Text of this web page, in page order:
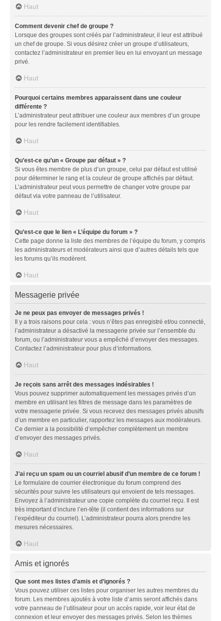
Haut
Comment devenir chef de groupe ?
Lorsque des groupes sont créés par l’administrateur, il leur est attribué
un chef de groupe. Si vous désirez créer un groupe d’utilisateurs,
contactez l’administrateur en premier lieu en lui envoyant un message
privé.
Haut
Pourquoi certains membres apparaissent dans une couleur
différente ?
L’administrateur peut attribuer une couleur aux membres d’un groupe
pour les rendre facilement identifiables.
Haut
Qu’est-ce qu’un « Groupe par défaut » ?
Si vous êtes membre de plus d’un groupe, celui par défaut est utilisé
pour déterminer le rang et la couleur de groupe affichés par défaut.
L’administrateur peut vous permettre de changer votre groupe par
défaut via votre panneau de l’utilisateur.
Haut
Qu’est-ce que le lien « L’équipe du forum » ?
Cette page donne la liste des membres de l’équipe du forum, y compris
les administrateurs et modérateurs ainsi que d’autres détails tels que
les forums qu’ils modèrent.
Haut
Messagerie privée
Je ne peux pas envoyer de messages privés !
Il y a trois raisons pour cela : vous n’êtes pas enregistré et/ou connecté,
l’administrateur a désactivé la messagerie privée sur l’ensemble du
forum, ou l’administrateur vous a empêché d’envoyer des messages.
Contactez l’administrateur pour plus d’informations.
Haut
Je reçois sans arrêt des messages indésirables !
Vous pouvez supprimer automatiquement les messages privés d’un
membre en utilisant les filtres de message dans les paramètres de
votre messagerie privée. Si vous recevez des messages privés abusifs
d’un membre en particulier, rapportez les messages aux modérateurs.
Ce dernier a la possibilité d’empêcher complètement un membre
d’envoyer des messages privés.
Haut
J’ai reçu un spam ou un courriel abusif d’un membre de ce forum !
Le formulaire de courrier électronique du forum comprend des
sécurités pour suivre les utilisateurs qui envoient de tels messages.
Envoyez à l’administrateur une copie complète du courriel reçu. Il est
très important d’inclure l’en-tête (il contient des informations sur
l’expéditeur du courriel). L’administrateur pourra alors prendre les
mesures nécessaires.
Haut
Amis et ignorés
Que sont mes listes d’amis et d’ignorés ?
Vous pouvez utiliser ces listes pour organiser les autres membres du
forum. Les membres ajoutés à votre liste d’amis seront affichés dans
votre panneau de l’utilisateur pour un accès rapide, voir leur état de
connexion et leur envoyer des messages privés. Selon les thèmes